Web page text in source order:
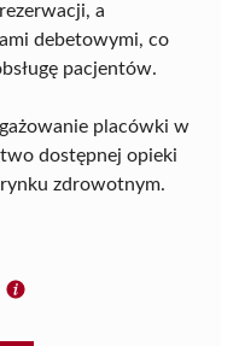
a
debetowymi, co
pacjentów.
placówki w
dostępnej opieki
zdrowotnym.